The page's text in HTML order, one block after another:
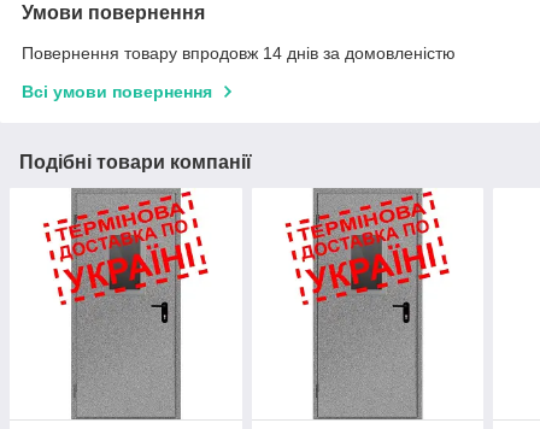
Умови повернення
Повернення товару впродовж 14 днів за домовленістю
Всі умови повернення
Подібні товари компанії